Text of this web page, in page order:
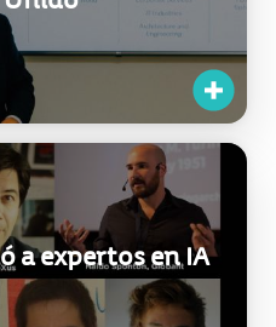
a expertos en IA